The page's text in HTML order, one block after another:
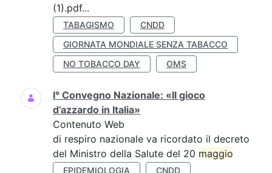
(1).pdf...
TABAGISMO
CNDD
GIORNATA MONDIALE SENZA TABACCO
NO TOBACCO DAY
OMS
I° Convegno Nazionale: «Il gioco
d’azzardo in Italia»
Contenuto Web
di respiro nazionale va ricordato il decreto
del Ministro della Salute del 20 maggio
EPIDEMIOLOGIA
CNDD